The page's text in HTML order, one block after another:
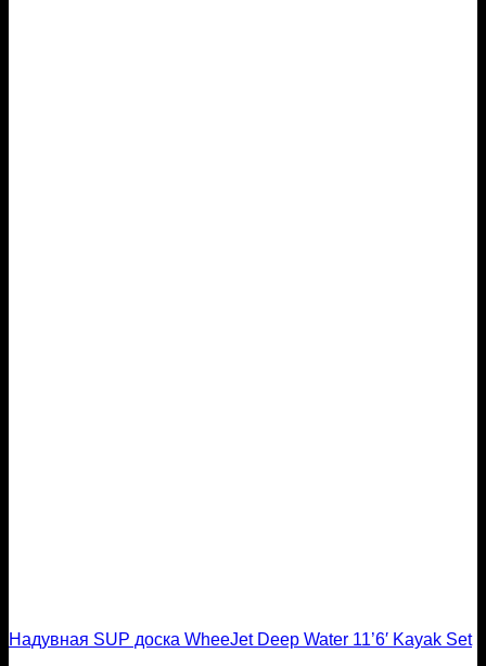
Надувная SUP доска WheeJet Deep Water 11’6′ Kayak Set